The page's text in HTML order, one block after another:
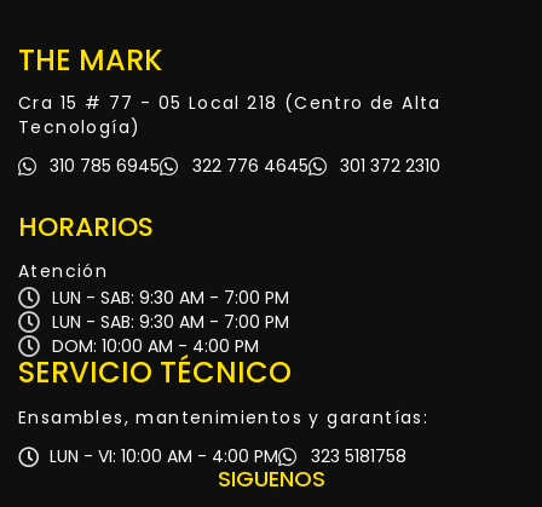
THE MARK
Cra 15 # 77 - 05 Local 218 (Centro de Alta
Tecnología)
310 785 6945
322 776 4645 301 372 2310
HORARIOS
Atención
LUN - SAB: 9:30 AM - 7:00 PM
LUN - SAB: 9:30 AM - 7:00 PM
DOM: 10:00 AM - 4:00 PM
SERVICIO TÉCNICO
Ensambles, mantenimientos y garantías:
LUN - VI: 10:00 AM - 4:00 PM
323 5181758
SIGUENOS